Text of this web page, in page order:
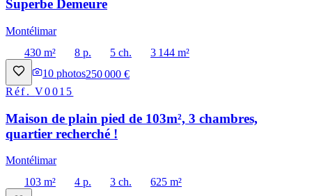
Superbe Demeure
Montélimar
430 m²
8 p. 5 ch.
3 144 m²
10 photos250 000 €
Réf.V0015
Maison de plain pied de 103m², 3 chambres,
quartier recherché !
Montélimar
103 m²
4 p. 3 ch.
625 m²